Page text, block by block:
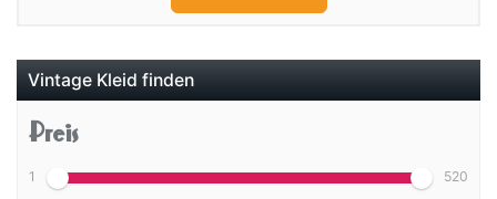
Vintage Kleid finden
Preis
1 520